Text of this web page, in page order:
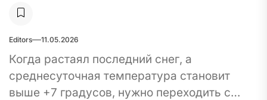
Editors 11.05.2026
Когда растаял последний снег, а
среднесуточная температура становит
выше +7 градусов, нужно переходить с